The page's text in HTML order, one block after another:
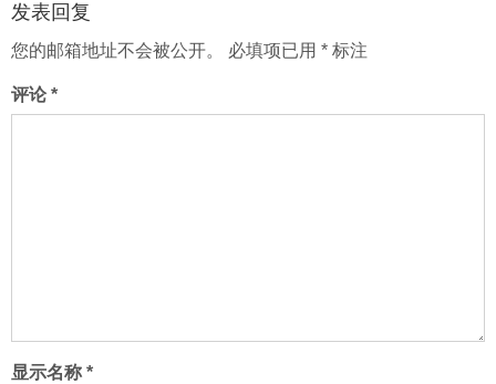
发表回复
您的邮箱地址不会被公开。 必填项已用 * 标注
评论*
显示名称 *